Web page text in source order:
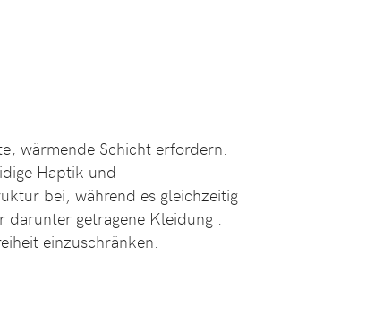
wärmende Schicht erfordern.
Haptik und
bei, während es gleichzeitig
getragene Kleidung .
einzuschränken.